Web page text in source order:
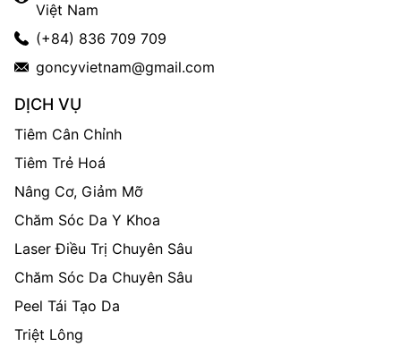
Việt Nam
(+84) 836 709 709
goncyvietnam@gmail.com
DỊCH VỤ
Tiêm Cân Chỉnh
Tiêm Trẻ Hoá
Nâng Cơ, Giảm Mỡ
Chăm Sóc Da Y Khoa
Laser Điều Trị Chuyên Sâu
Chăm Sóc Da Chuyên Sâu
Peel Tái Tạo Da
Triệt Lông